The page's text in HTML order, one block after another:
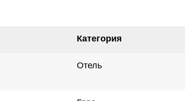
Категория
Отель